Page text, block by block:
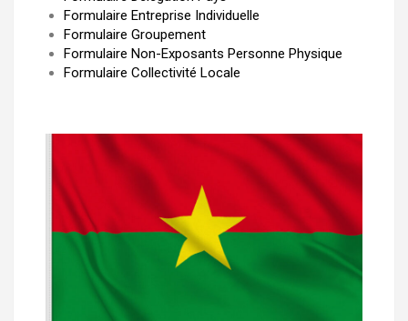
Formulaire Entreprise Individuelle
Formulaire Groupement
Formulaire Non-Exposants Personne Physique
Formulaire Collectivité Locale